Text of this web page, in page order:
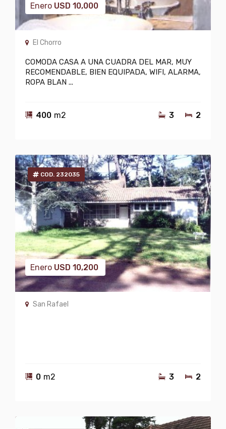
Enero USD 10,000
El Chorro
COMODA CASA A UNA CUADRA DEL MAR, MUY
RECOMENDABLE, BIEN EQUIPADA, WIFI, ALARMA,
ROPA BLAN ...
400 m2 2
3
COD. 232035
Enero USD 10,200
San Rafael
0 m2 2
3